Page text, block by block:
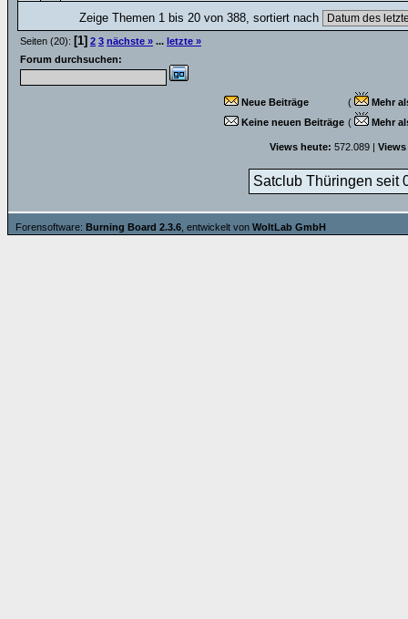
Zeige Themen 1 bis 20 von 388, sortiert nach
Seiten (20): [1] 2 3 nächste » ... letzte »
Forum durchsuchen:
Neue Beiträge (
Mehr
Keine neuen Beiträge ( Mehr
Views heute: 572.089 |
Satclub Thüringen seit
Forensoftware: Burning Board 2.3.6 , entwickelt von WoltLab GmbH